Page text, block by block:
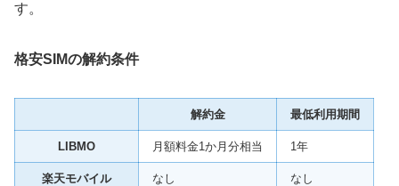
す。
格安SIMの解約条件
解約金 最低利用期間
LIBMO 月額料金1か月分相当 1年
楽天モバイル なし なし